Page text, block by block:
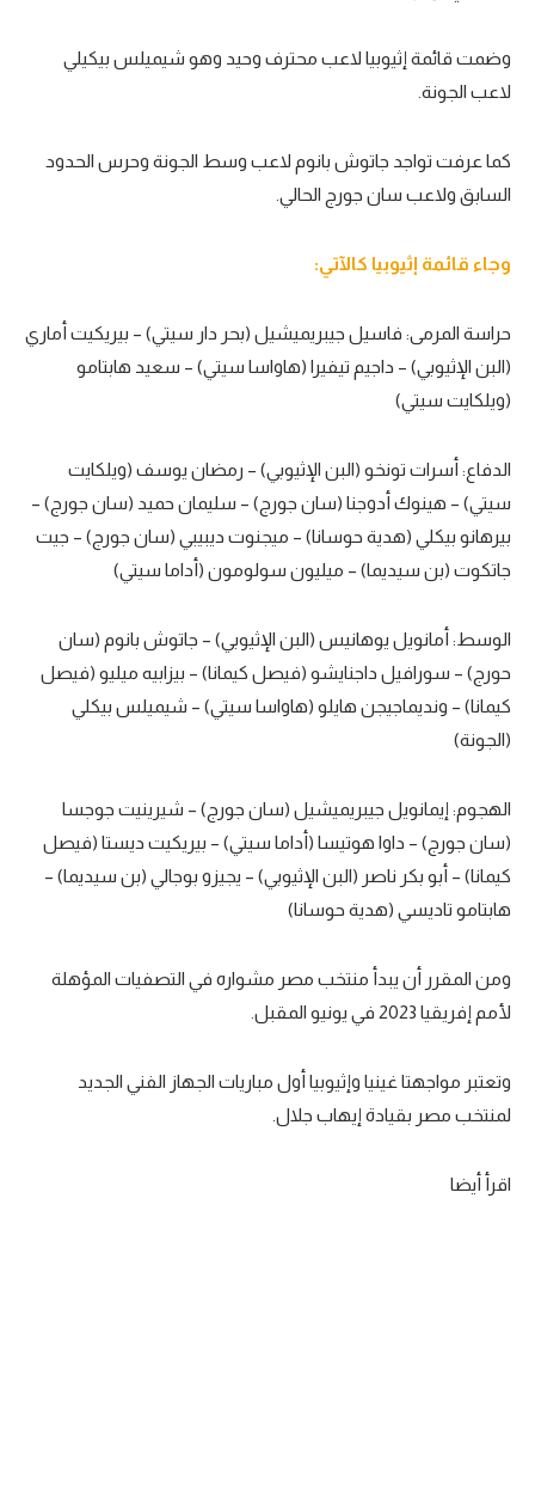
كرة طائرة
في المونديال
رياضة نسائية
آسيا
ركن الألعاب
Gamers
ميركاتو
تحقيق في الجول
حكايات في الجول
كويز في الجول
فيديو في الجول
وضمت قائمة إثيوبيا لاعب محترف وحيد وهو شيميلس بيكيلي
لاعب الجونة.
كما عرفت تواجد جاتوش بانوم لاعب وسط الجونة وحرس الحدود
السابق ولاعب سان جورج الحالي.
وجاء قائمة إثيوبيا كالآتي:
حراسة المرمى: فاسيل جيبريميشيل (بحر دار سيتي) – بيريكيت أماري
(البن الإثيوبي) – داجيم تيفيرا (هاواسا سيتي) – سعيد هابتامو
(ويلكايت سيتي)
الدفاع: أسرات تونخو (البن الإثيوبي) – رمضان يوسف (ويلكايت
سيتي) – هينوك أدوجنا (سان جورج) – سليمان حميد (سان جورج) –
بيرهانو بيكلي (هدية حوسانا) – ميجنوت ديبيبي (سان جورج) – جيت
جاتكوت (بن سيديما) – ميليون سولومون (أداما سيتي)
الوسط: أمانويل يوهانيس (البن الإثيوبي) – جاتوش بانوم (سان
حورج) – سورافيل داجنايشو (فيصل كيمانا) – بيزابيه ميليو (فيصل
كيمانا) – ونديماجيجن هايلو (هاواسا سيتي) – شيميلس بيكلي
(الجونة)
الهجوم: إيمانويل جيبريميشيل (سان جورج) – شيرينيت جوجسا
(سان جورج) – داوا هوتيسا (أداما سيتي) – بيريكيت ديستا (فيصل
كيمانا) – أبو بكر ناصر (البن الإثيوبي) – يجيزو بوجالي (بن سيديما) –
هابتامو تاديسي (هدية حوسانا)
ومن المقرر أن يبدأ منتخب مصر مشواره في التصفيات المؤهلة
لأمم إفريقيا 2023 في يونيو المقبل.
وتعتبر مواجهتا غينيا وإثيوبيا أول مباريات الجهاز الفني الجديد
لمنتخب مصر بقيادة إيهاب جلال.
اقرأ أيضا